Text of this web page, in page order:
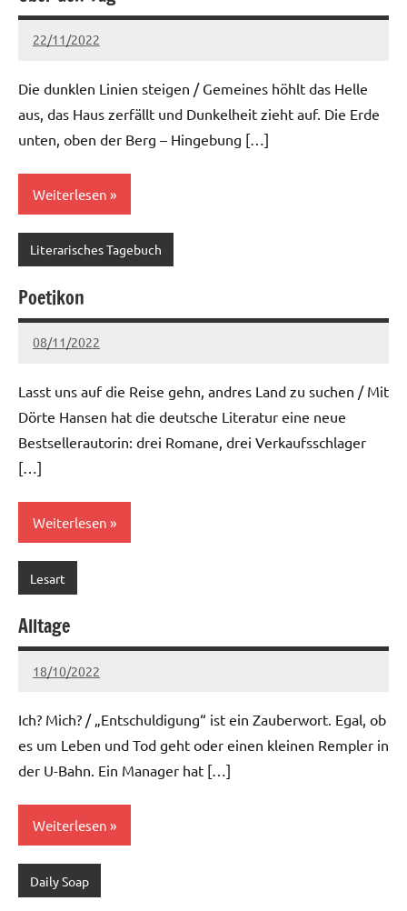
22/11/2022
Ria
Keine
Die dunklen Linien steigen / Gemeines höhlt das Helle
aus, das Haus zerfällt und Dunkelheit zieht auf. Die Erde
unten, oben der Berg – Hingebung […]
Weiterlesen
Literarisches Tagebuch
Poetikon
08/11/2022
Ria
Keine
Lasst uns auf die Reise gehn, andres Land zu suchen / Mit
Dörte Hansen hat die deutsche Literatur eine neue
Bestsellerautorin: drei Romane, drei Verkaufsschlager
[…]
Weiterlesen
Lesart
Alltage
18/10/2022
Ria
Keine
Ich? Mich? / „Entschuldigung“ ist ein Zauberwort. Egal, ob
es um Leben und Tod geht oder einen kleinen Rempler in
der U-Bahn. Ein Manager hat […]
Weiterlesen
Daily Soap